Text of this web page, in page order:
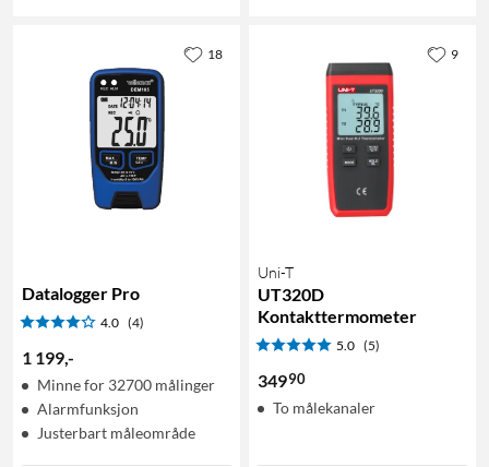
Datalogger Pro
4.0 (4)
1 199,-
Minne for 32700 målinger
Alarmfunksjon
Justerbart måleområde
18
Uni-T
UT320D
Kontakttermometer
5.0 (5)
34990
To målekanaler
9